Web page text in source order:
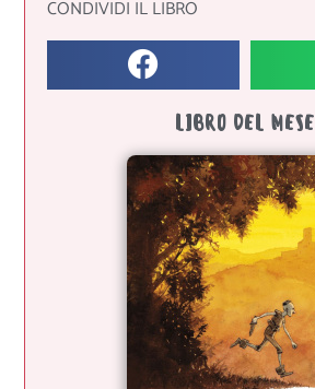
CONDIVIDI IL LIBRO
LIBRO DEL MESE